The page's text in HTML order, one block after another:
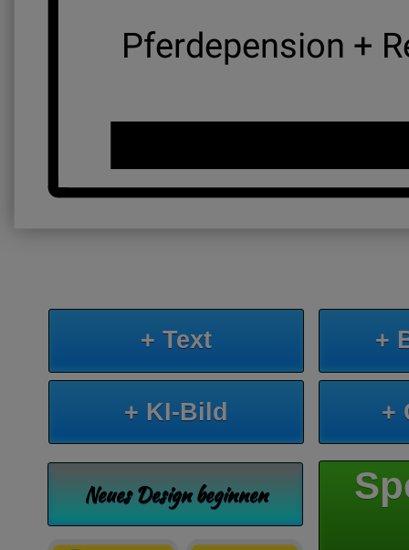
Pferdepension +
+ Text +
+ KI-Bild +
Neues Design beginnen